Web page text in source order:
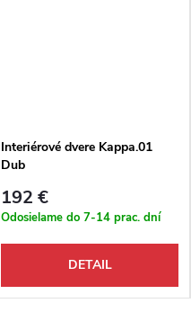
Interiérové dvere Kappa.01
Dub
192 €
Odosielame do 7-14 prac. dní
DETAIL